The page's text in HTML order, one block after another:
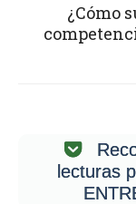
¿Cómo
lecturas